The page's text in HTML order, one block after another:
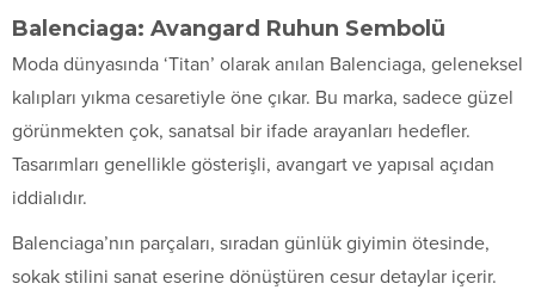
Balenciaga: Avangard Ruhun Sembolü
Moda dünyasında ‘Titan’ olarak anılan Balenciaga, geleneksel
kalıpları yıkma cesaretiyle öne çıkar. Bu marka, sadece güzel
görünmekten çok, sanatsal bir ifade arayanları hedefler.
Tasarımları genellikle gösterişli, avangart ve yapısal açıdan
iddialıdır.
Balenciaga’nın parçaları, sıradan günlük giyimin ötesinde,
sokak stilini sanat eserine dönüştüren cesur detaylar içerir.